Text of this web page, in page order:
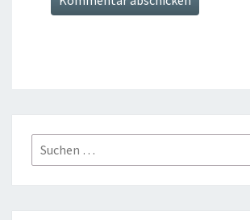
Suchen
nach: